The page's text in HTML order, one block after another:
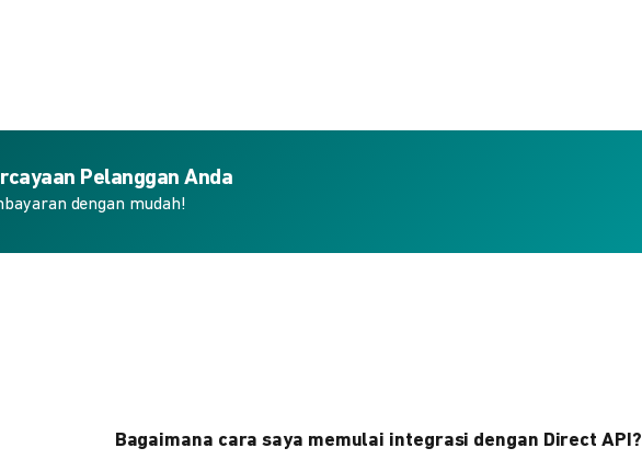
Pelanggan Anda
dengan mudah!
Bagaimana cara saya memulai integrasi dengan Direct API?